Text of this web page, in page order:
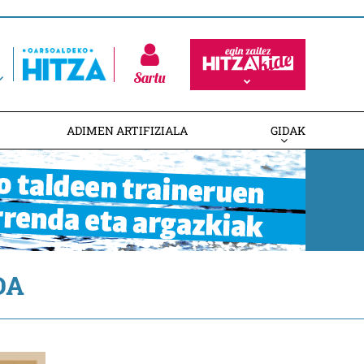
Sartu
ADIMEN ARTIFIZIALA GIDAK